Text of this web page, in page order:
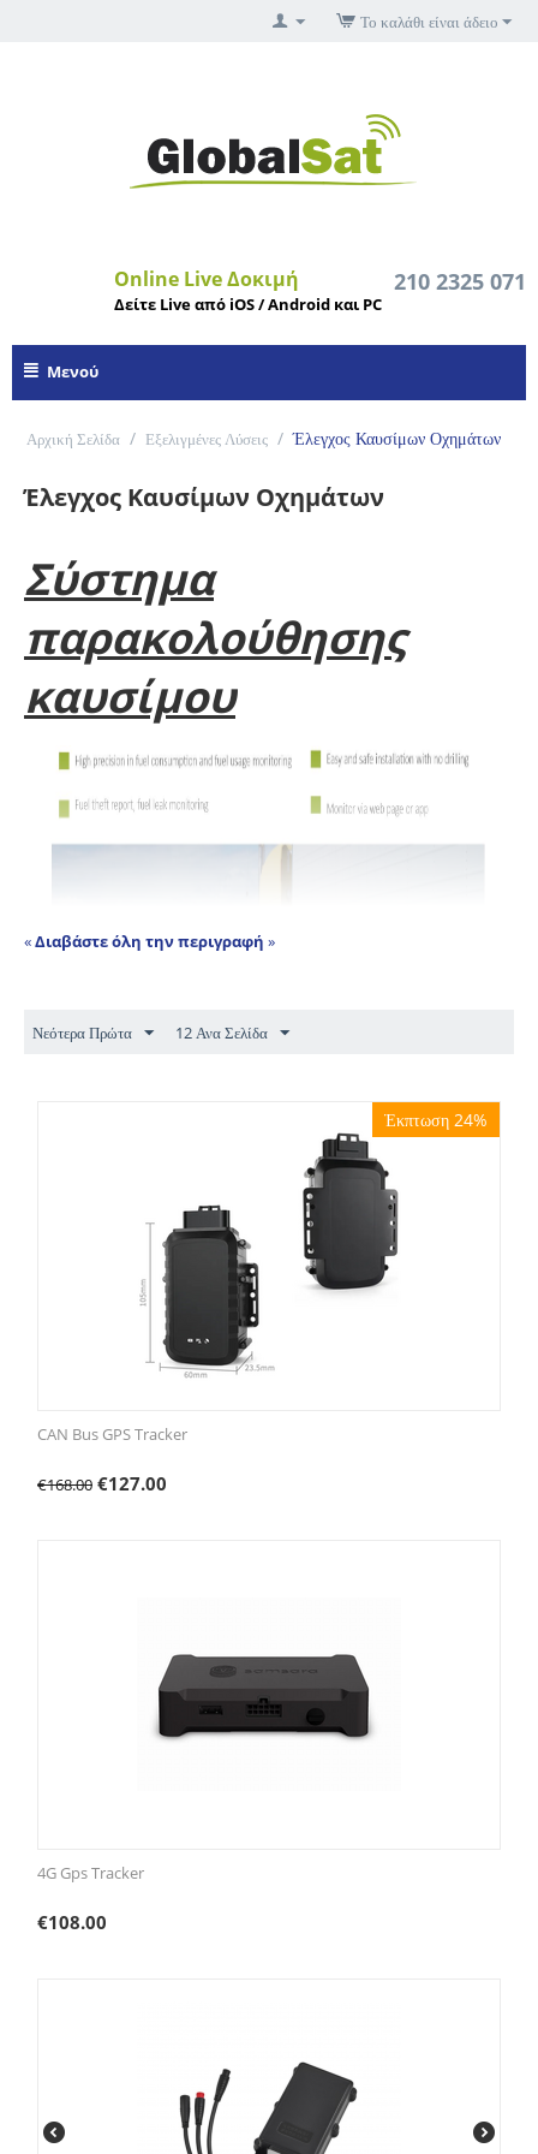
Το καλάθι είναι άδειο
210 2325 071
Online Live Δοκιμή
Δείτε Live από iOS / Android και PC
Μενού
Αρχική Σελίδα / Εξελιγμένες Λύσεις / Έλεγχος Καυσίμων Οχημάτων
Έλεγχος Καυσίμων Οχημάτων
Σύστημα
παρακολούθησης
καυσίμου
«Διαβάστε όλη την περιγραφή »
Νεότερα Πρώτα 12 Ανα Σελίδα
Έκπτωση 24%
CAN Bus GPS Tracker
€168.00 €127.00
4G Gps Tracker
€108.00